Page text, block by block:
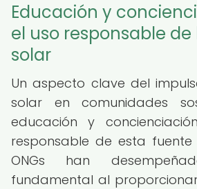
Educación y
el uso responsable
solar
Un aspecto clave del
solar en comunidades
educación y
responsable de esta fuente
ONGs han
fundamental al